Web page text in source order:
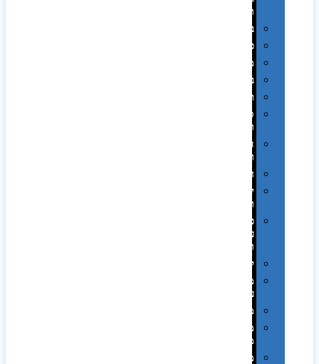
ומטענים
ביגוד
כובעים
מגבות
בקבוקים
תרמי
ספלים
וכוסות
הוקרה
ואומנות
חגים
יין
ומארזים
כלי
עבודה
ופנסים
למטבח
מוצרי
עור
מחברות
מחזיקי
מפתחות
משחקים